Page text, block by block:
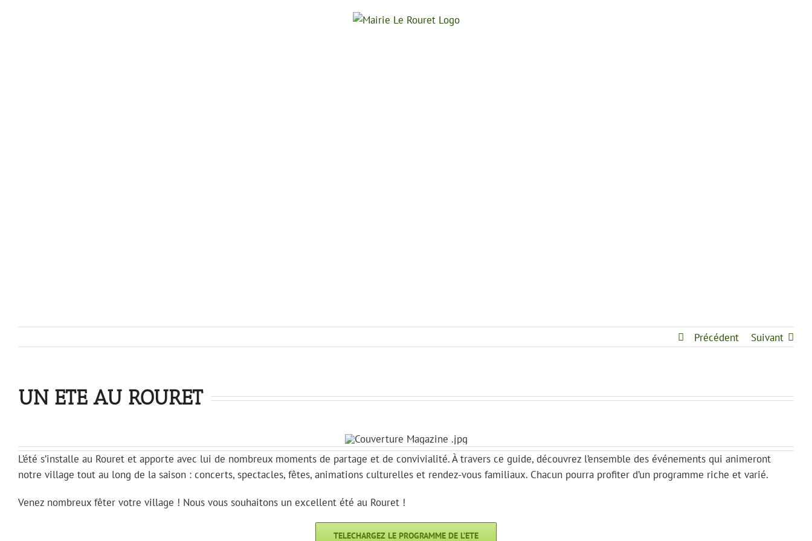
Précédent Suivant
UN ETE AU ROURET
L’été s’installe au Rouret et apporte avec lui de nombreux moments de partage et de convivialité. À travers ce guide, découvrez l’ensemble des événements qui animeront
notre village tout au long de la saison : concerts, spectacles, fêtes, animations culturelles et rendez-vous familiaux. Chacun pourra profiter d’un programme riche et varié.
Venez nombreux fêter votre village ! Nous vous souhaitons un excellent été au Rouret !
TELECHARGEZ LE PROGRAMME DE L’ETE